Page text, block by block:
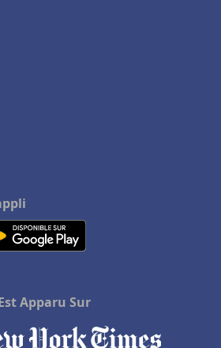
Apparu Sur